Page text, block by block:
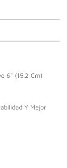
6" (15.2 Cm)
Y Mejor